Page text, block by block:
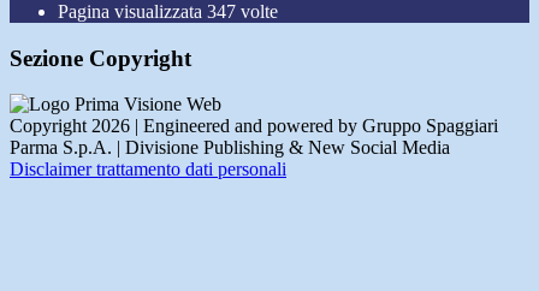
Pagina visualizzata 347 volte
Sezione Copyright
Copyright 2026 | Engineered and powered by Gruppo Spaggiari
Parma S.p.A. | Divisione Publishing & New Social Media
Disclaimer trattamento dati personali